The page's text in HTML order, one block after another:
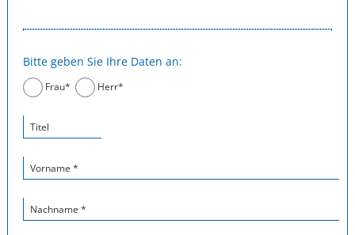
Bitte geben Sie Ihre Daten an:
Frau* Herr*
Titel
Vorname *
Nachname *